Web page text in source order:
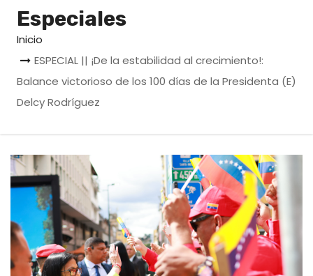
Especiales
Inicio
ESPECIAL || ¡De la estabilidad al crecimiento!:
Balance victorioso de los 100 días de la Presidenta (E)
Delcy Rodríguez